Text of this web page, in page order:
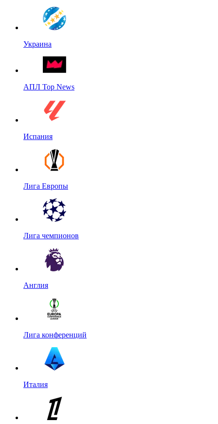
Украина
АПЛ Top News
Испания
Лига Европы
Лига чемпионов
Англия
Лига конференций
Италия